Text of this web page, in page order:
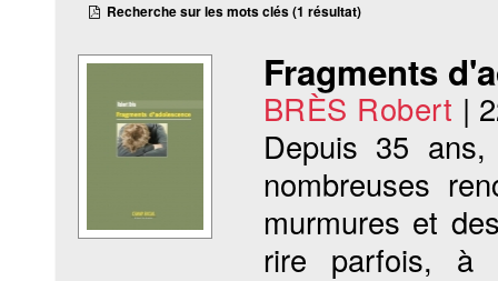
Recherche sur les mots clés (1 résultat)
Fragments
BRÈS Robert |
Depuis 35
nombreuses
murmures et
rire parfois, à